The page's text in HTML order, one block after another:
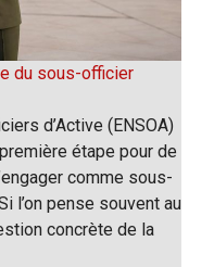
du sous-officier
d’Active (ENSOA)
étape pour de
comme sous-
l’on pense souvent au
concrète de la